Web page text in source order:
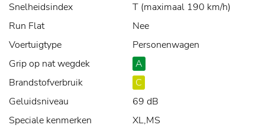
Snelheidsindex
T (maximaal 190 km/h)
Run Flat
Nee
Voertuigtype
Personenwagen
Grip op nat wegdek
A
Brandstofverbruik
C
Geluidsniveau
69 dB
Speciale kenmerken
XL,MS